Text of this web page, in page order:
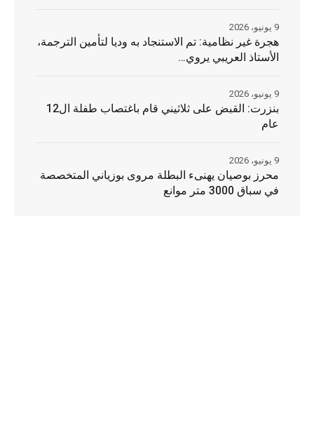
هجرة غير نظامية: تم الاستنجاد به وديا لتأمين الترجمة،
الأستاذ العريبي يروي…
9 يونيو، 2026
بنزرت: القبض على ثلاثيني قام باغتصاب طفلة ال12
عام
9 يونيو، 2026
محرز بوصيان يهنىء البطلة مروى بوزياني المتخصصة
في سباق 3000 متر موانع
9 يونيو، 2026